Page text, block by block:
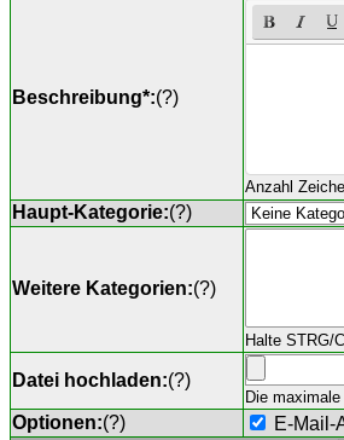
Beschreibung*:(?)
Anzahl
Haupt-Kategorie:(?)
Weitere Kategorien:(?)
Halte STRG/
Datei hochladen:(?)
Die
Optionen:(?) E-Mail-